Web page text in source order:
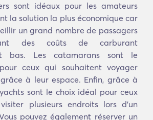
sont idéaux pour les amateurs
la solution la plus économique car
un grand nombre de passagers
des coûts de carburant
bas. Les catamarans sont le
ceux qui souhaitent voyager
à leur espace. Enfin, grâce à
sont le choix idéal pour ceux
plusieurs endroits lors d'un
pouvez également réserver un